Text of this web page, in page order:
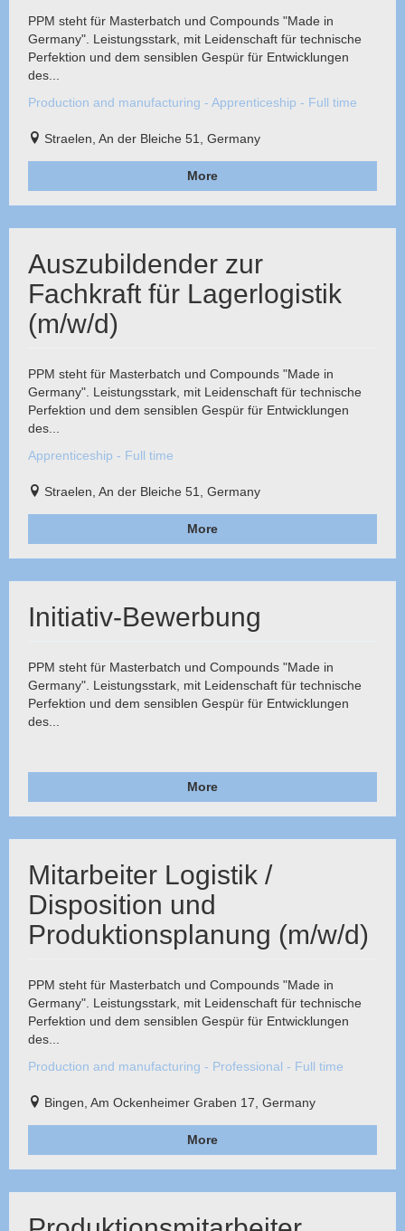
PPM steht für Masterbatch und Compounds "Made in
Germany". Leistungsstark, mit Leidenschaft für technische
Perfektion und dem sensiblen Gespür für Entwicklungen
des...
Production and manufacturing - Apprenticeship - Full time
Straelen, An der Bleiche 51, Germany
More
Auszubildender zur
Fachkraft für Lagerlogistik
(m/w/d)
PPM steht für Masterbatch und Compounds "Made in
Germany". Leistungsstark, mit Leidenschaft für technische
Perfektion und dem sensiblen Gespür für Entwicklungen
des...
Apprenticeship - Full time
Straelen, An der Bleiche 51, Germany
More
Initiativ-Bewerbung
PPM steht für Masterbatch und Compounds "Made in
Germany". Leistungsstark, mit Leidenschaft für technische
Perfektion und dem sensiblen Gespür für Entwicklungen
des...
More
Mitarbeiter Logistik /
Disposition und
Produktionsplanung (m/w/d)
PPM steht für Masterbatch und Compounds "Made in
Germany". Leistungsstark, mit Leidenschaft für technische
Perfektion und dem sensiblen Gespür für Entwicklungen
des...
Production and manufacturing - Professional - Full time
Bingen, Am Ockenheimer Graben 17, Germany
More